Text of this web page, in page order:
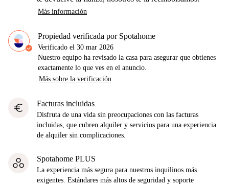
Más información
Propiedad verificada por Spotahome
Verificado el 30 mar 2026
Nuestro equipo ha revisado la casa para asegurar que obtienes
exactamente lo que ves en el anuncio.
Más sobre la verificación
euro Facturas incluidas
Disfruta de una vida sin preocupaciones con las facturas
incluidas, que cubren alquiler y servicios para una experiencia
de alquiler sin complicaciones.
Spotahome PLUS
La experiencia más segura para nuestros inquilinos más
exigentes. Estándares más altos de seguridad y soporte